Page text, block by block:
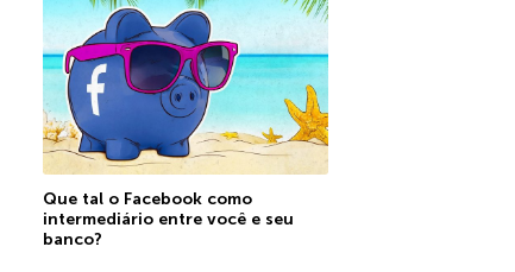
Que tal o Facebook como
intermediário entre você e seu
banco?